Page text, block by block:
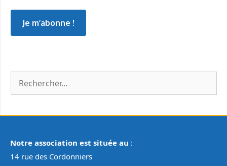
Rechercher :
Notre association est située au :
14 rue des Cordonniers